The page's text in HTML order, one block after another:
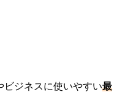
ビジネスに使いやすい最